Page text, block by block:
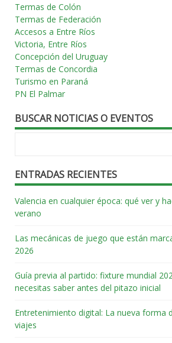
Termas de Colón
Termas de Federación
Accesos a Entre Ríos
Victoria, Entre Ríos
Concepción del Uruguay
Termas de Concordia
Turismo en Paraná
PN El Palmar
BUSCAR NOTICIAS O EVENTOS
ENTRADAS RECIENTES
Valencia en cualquier época: qué ver y
verano
Las mecánicas de juego que están
2026
Guía previa al partido: fixture mundial
necesitas saber antes del pitazo inicial
Entretenimiento digital: La nueva forma
viajes